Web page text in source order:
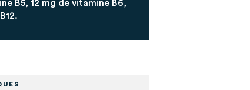
B5, 12 mg de vitamine B6,